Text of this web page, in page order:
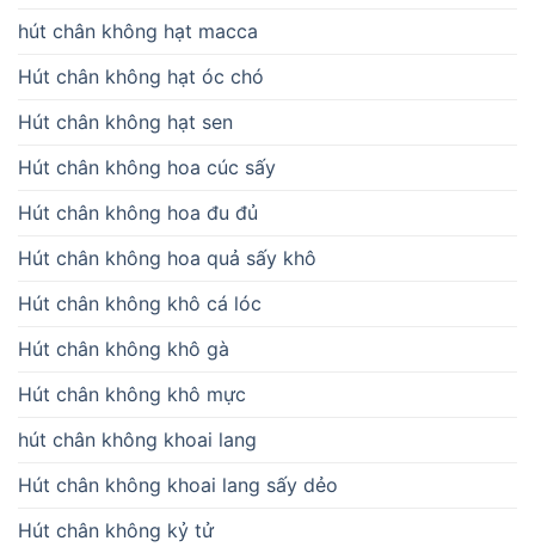
hút chân không hạt macca
Hút chân không hạt óc chó
Hút chân không hạt sen
Hút chân không hoa cúc sấy
Hút chân không hoa đu đủ
Hút chân không hoa quả sấy khô
Hút chân không khô cá lóc
Hút chân không khô gà
Hút chân không khô mực
hút chân không khoai lang
Hút chân không khoai lang sấy dẻo
Hút chân không kỷ tử